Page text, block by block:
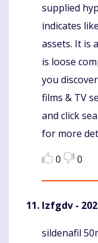
supplied
indicates
assets. It is
is loose
you
films & TV
and click
for more
0
0
Izfgdv -
Komentaras
sildenafil